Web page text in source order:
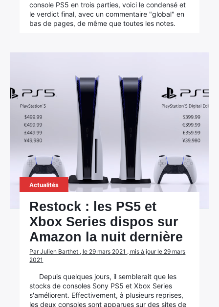
console PS5 en trois parties, voici le condensé et
le verdict final, avec un commentaire "global" en
bas de pages, de même que toutes les notes.
Actualités
Restock : les PS5 et
Xbox Series dispos sur
Amazon la nuit dernière
Par Julien Barthet , le 29 mars 2021 , mis à jour le 29 mars
2021
Depuis quelques jours, il semblerait que les
stocks de consoles Sony PS5 et Xbox Series
s'améliorent. Effectivement, à plusieurs reprises,
les deux consoles sont apparues sur des sites de